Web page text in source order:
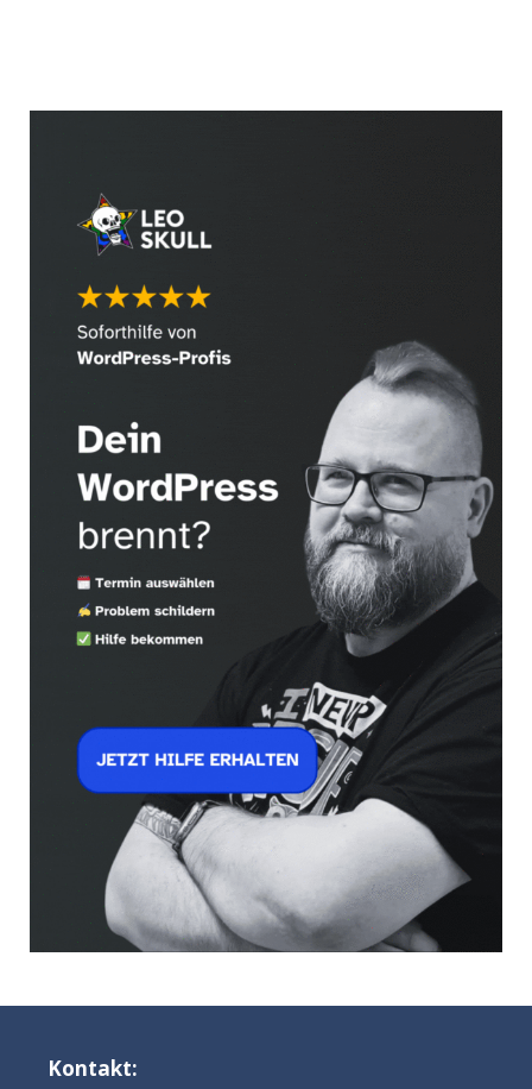
Kontakt: